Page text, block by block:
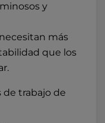
y
más
que los
de trabajo de